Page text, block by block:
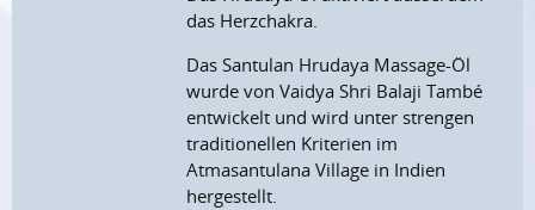
das Herzchakra.
Das Santulan Hrudaya Massage-Öl
wurde von Vaidya Shri Balaji També
entwickelt und wird unter strengen
traditionellen Kriterien im
Atmasantulana Village in Indien
hergestellt.